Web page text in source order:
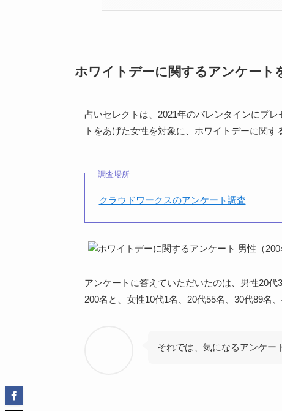
ホワイトデーに関するアンケート
占いセレクトは、2021年のバレンタインにプ
トをあげた女性を対象に、ホワイトデーに関す
調査場所
クラウドワークスのアンケート調査
アンケートに答えていただいたのは、男性20
200名と、女性10代1名、20代55名、30代89名
それでは、気になるアンケー